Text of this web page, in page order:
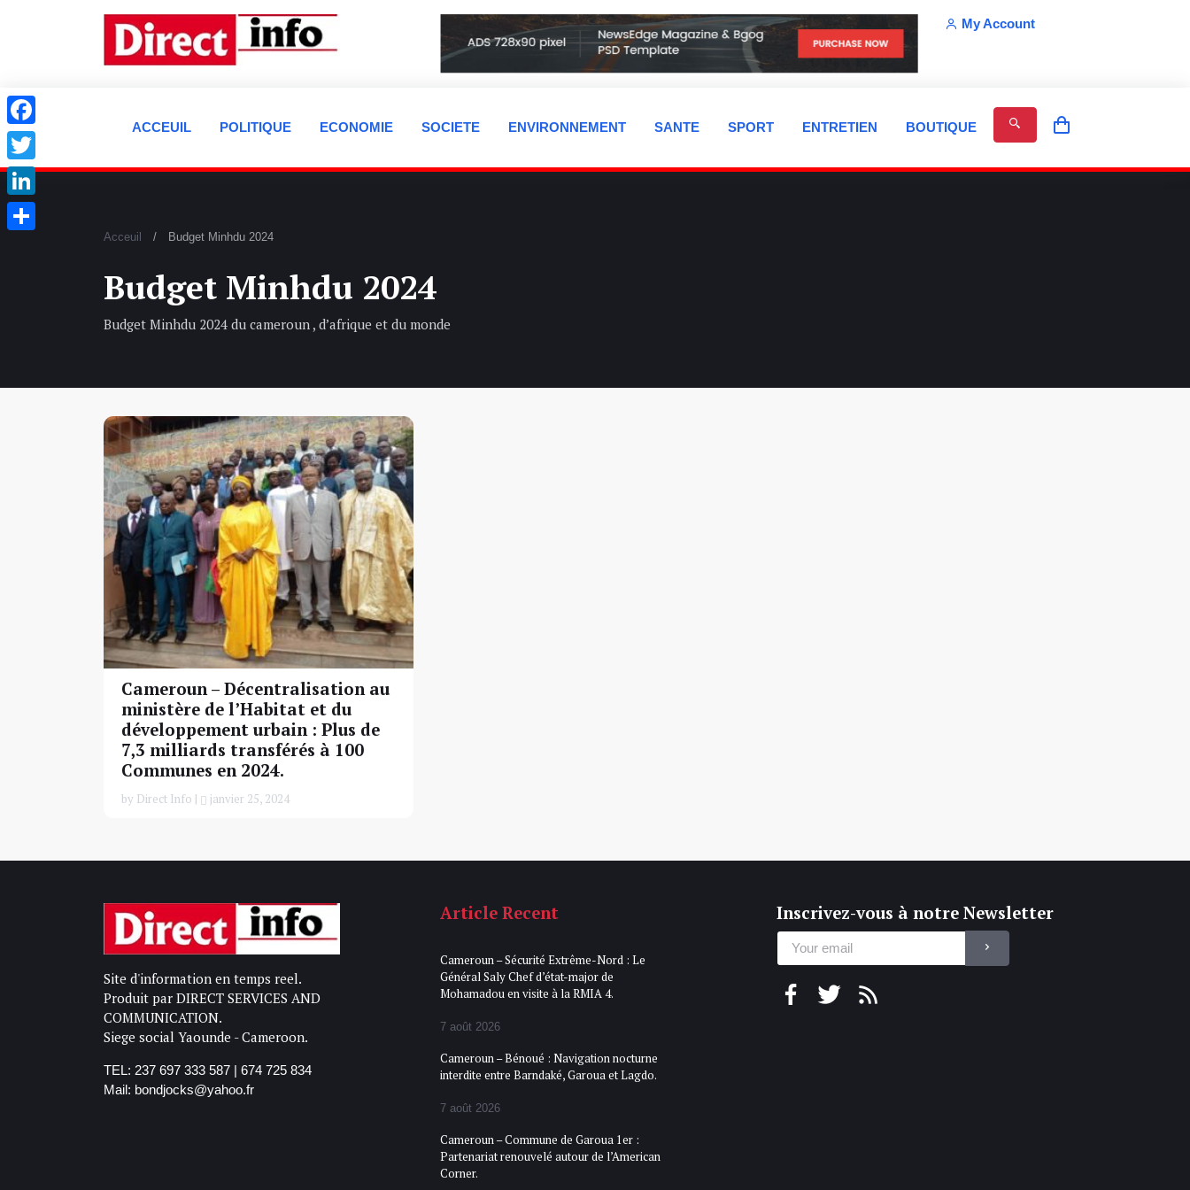
My Account
ACCEUIL POLITIQUE ECONOMIE SOCIETE ENVIRONNEMENT SANTE SPORT ENTRETIEN BOUTIQUE
Acceuil Budget Minhdu 2024
Budget Minhdu 2024
Budget Minhdu 2024 du cameroun , d’afrique et du monde
Cameroun – Décentralisation au
ministère de l’Habitat et du
développement urbain : Plus de
7,3 milliards transférés à 100
Communes en 2024.
by Direct Info | janvier 25, 2024
Site d'information en temps reel.
Produit par DIRECT SERVICES AND
COMMUNICATION.
Siege social Yaounde - Cameroon.
TEL: 237 697 333 587 | 674 725 834
Mail: bondjocks@yahoo.fr
Article Recent
Cameroun – Sécurité Extrême-Nord : Le
Général Saly Chef d’état-major de
Mohamadou en visite à la RMIA 4.
7 août 2026
Cameroun – Bénoué : Navigation nocturne
interdite entre Barndaké, Garoua et Lagdo.
7 août 2026
Cameroun – Commune de Garoua 1er :
Partenariat renouvelé autour de l’American
Corner.
Inscrivez-vous à notre Newsletter
Facebook
Twitter
LinkedIn